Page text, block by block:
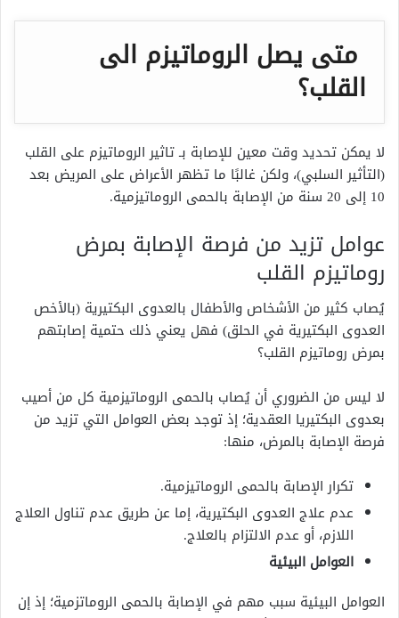
متى يصل الروماتيزم الى
القلب؟
لا يمكن تحديد وقت معين للإصابة بـ تاثير الروماتيزم على القلب
(التأثير السلبي)، ولكن غالبًا ما تظهر الأعراض على المريض بعد
10 إلى 20 سنة من الإصابة بالحمى الروماتيزمية.
عوامل تزيد من فرصة الإصابة بمرض
روماتيزم القلب
يُصاب كثير من الأشخاص والأطفال بالعدوى البكتيرية (بالأخص
العدوى البكتيرية في الحلق) فهل يعني ذلك حتمية إصابتهم
بمرض روماتيزم القلب؟
لا ليس من الضروري أن يُصاب بالحمى الروماتيزمية كل من أصيب
بعدوى البكتيريا العقدية؛ إذ توجد بعض العوامل التي تزيد من
فرصة الإصابة بالمرض، منها:
تكرار الإصابة بالحمى الروماتيزمية.
عدم علاج العدوى البكتيرية، إما عن طريق عدم تناول العلاج
اللازم، أو عدم الالتزام بالعلاج.
العوامل البيئية
العوامل البيئية سبب مهم في الإصابة بالحمى الروماتزمية؛ إذ إن